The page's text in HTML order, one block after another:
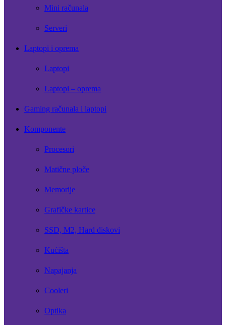
Mini računala
Serveri
Laptopi i oprema
Laptopi
Laptopi – oprema
Gaming računala i laptopi
Komponente
Procesori
Matične ploče
Memorije
Grafičke kartice
SSD, M2, Hard diskovi
Kućišta
Napajanja
Cooleri
Optika